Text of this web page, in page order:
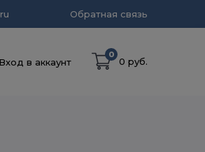
Обратная связь
Вход в аккаунт
0
0 руб.